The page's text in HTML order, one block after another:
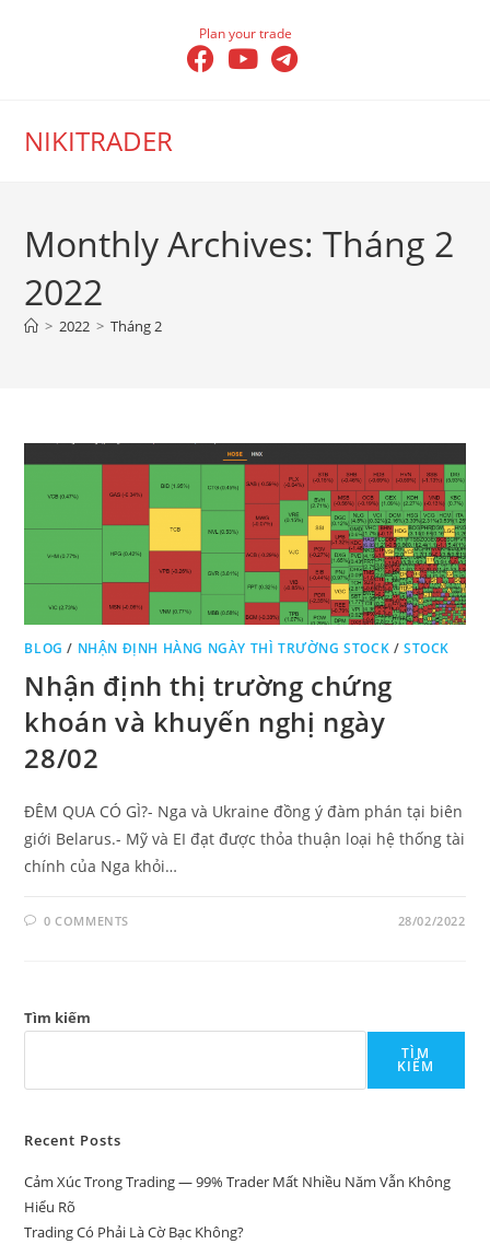
Plan your trade
NIKITRADER
Monthly Archives: Tháng 2
2022
> 2022 > Tháng 2
BLOG / NHẬN ĐỊNH HÀNG NGÀY THÌ TRƯỜNG STOCK /STOCK
Nhận định thị trường chứng
khoán và khuyến nghị ngày
28/02
ĐÊM QUA CÓ GÌ?- Nga và Ukraine đồng ý đàm phán tại biên
giới Belarus.- Mỹ và EI đạt được thỏa thuận loại hệ thống tài
chính của Nga khỏi…
0 COMMENTS 28/02/2022
Tìm kiếm
TÌM
KIẾM
Recent Posts
Cảm Xúc Trong Trading — 99% Trader Mất Nhiều Năm Vẫn Không
Hiểu Rõ
Trading Có Phải Là Cờ Bạc Không?